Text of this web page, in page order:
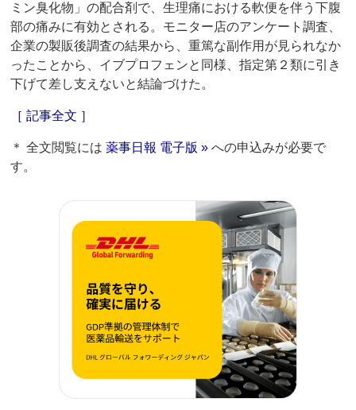
ミン臭化物」の配合剤で、生理痛における軟便を伴う下腹
部の痛みに有効とされる。モニター店のアンケート調査、
企業の製販後調査の結果から、重篤な副作用が見られなか
ったことから、イブプロフェンと同様、指定第２類に引き
下げて差し支えないと結論づけた。
［ 記事全文 ］
＊ 全文閲覧には薬事日報 電子版 » への申込みが必要で
す。